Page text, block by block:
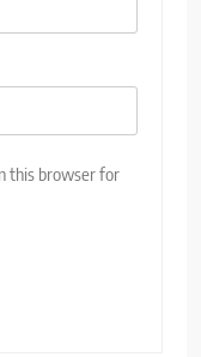
this browser for